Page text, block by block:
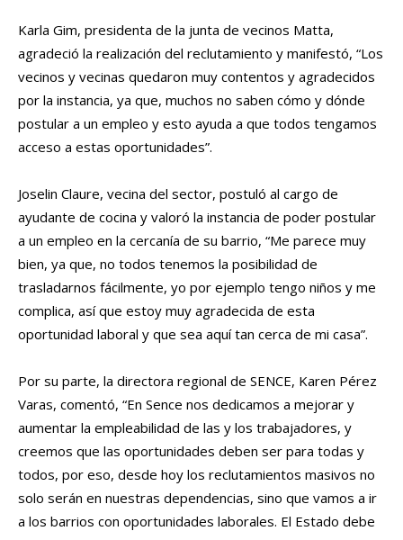
Karla Gim, presidenta de la junta de vecinos Matta,
agradeció la realización del reclutamiento y manifestó, “Los
vecinos y vecinas quedaron muy contentos y agradecidos
por la instancia, ya que, muchos no saben cómo y dónde
postular a un empleo y esto ayuda a que todos tengamos
acceso a estas oportunidades”.
Joselin Claure, vecina del sector, postuló al cargo de
ayudante de cocina y valoró la instancia de poder postular
a un empleo en la cercanía de su barrio, “Me parece muy
bien, ya que, no todos tenemos la posibilidad de
trasladarnos fácilmente, yo por ejemplo tengo niños y me
complica, así que estoy muy agradecida de esta
oportunidad laboral y que sea aquí tan cerca de mi casa”.
Por su parte, la directora regional de SENCE, Karen Pérez
Varas, comentó, “En Sence nos dedicamos a mejorar y
aumentar la empleabilidad de las y los trabajadores, y
creemos que las oportunidades deben ser para todas y
todos, por eso, desde hoy los reclutamientos masivos no
solo serán en nuestras dependencias, sino que vamos a ir
a los barrios con oportunidades laborales. El Estado debe